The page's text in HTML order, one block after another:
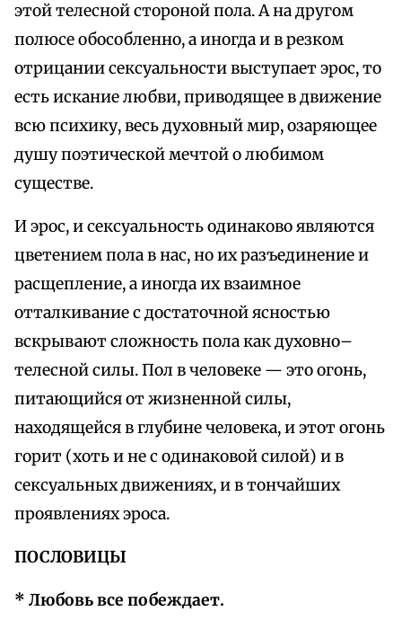
этой телесной стороной пола. А на другом
полюсе обособленно, а иногда и в резком
отрицании сексуальности выступает эрос, то
есть искание любви, приводящее в движение
всю психику, весь духовный мир, озаряющее
душу поэтической мечтой о любимом
существе.
И эрос, и сексуальность одинаково являются
цветением пола в нас, но их разъединение и
расщепление, а иногда их взаимное
отталкивание с достаточной ясностью
вскрывают сложность пола как духовно–
телесной силы. Пол в человеке — это огонь,
питающийся от жизненной силы,
находящейся в глубине человека, и этот огонь
горит (хоть и не с одинаковой силой) и в
сексуальных движениях, и в тончайших
проявлениях эроса.
ПОСЛОВИЦЫ
* Любовь все побеждает.